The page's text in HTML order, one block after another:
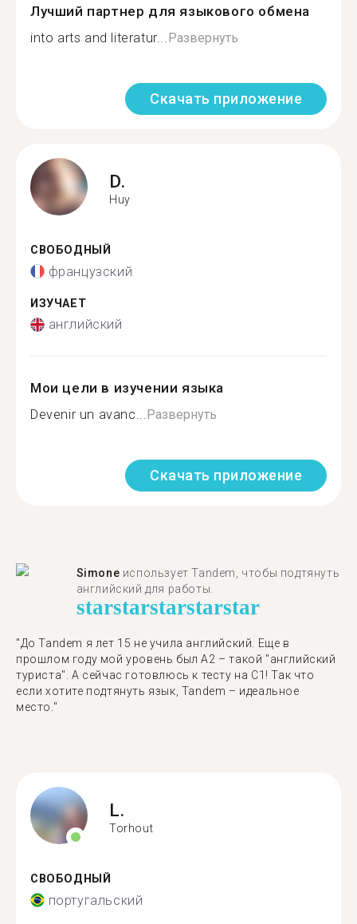
Лучший партнер для языкового обмена
into arts and literatur...Развернуть
Скачать приложение
D.
Huy
СВОБОДНЫЙ
французский
ИЗУЧАЕТ
английский
Мои цели в изучении языка
Devenir un avanc...Развернуть
Скачать приложение
Simone использует Tandem, чтобы подтянуть
английский для работы.
starstarstarstarstar
"До Tandem я лет 15 не учила английский. Еще в
прошлом году мой уровень был A2 – такой "английский
туриста". А сейчас готовлюсь к тесту на C1! Так что
если хотите подтянуть язык, Tandem – идеальное
место."
L.
Torhout
СВОБОДНЫЙ
португальский